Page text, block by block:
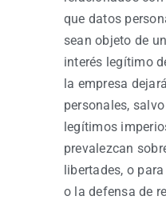
que datos
sean objeto de
interés legítimo
la empresa
personales,
legítimos
prevalezcan
libertades, o
o la defensa de